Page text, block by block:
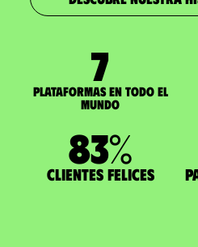
7
Plataformas en todo el
mundo
83%
Clientes felices